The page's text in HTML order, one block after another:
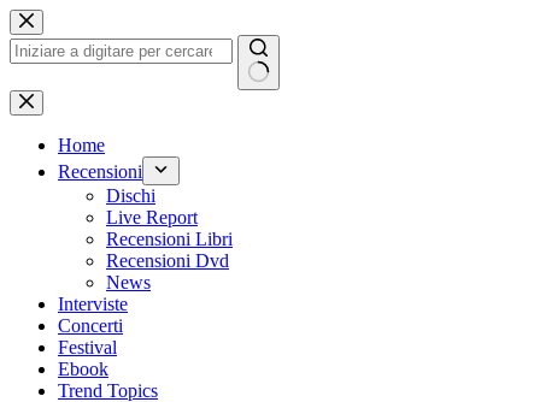
Salta
al
contenuto
Nessun
risultato
Home
Recensioni
Dischi
Live Report
Recensioni Libri
Recensioni Dvd
News
Interviste
Concerti
Festival
Ebook
Trend Topics